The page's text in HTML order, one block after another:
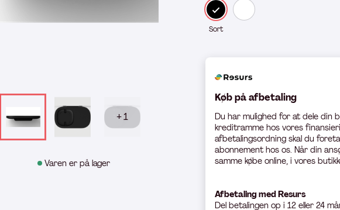
+ 1
Varen er på lager
Sort
Køb på afbetaling
Du har mulighed for at dele din
kreditramme hos vores
afbetalingsordning skal du
abonnement hos os. Når din
samme købe online, i vores
Afbetaling med Resurs
Del betalingen op i 12 eller 24